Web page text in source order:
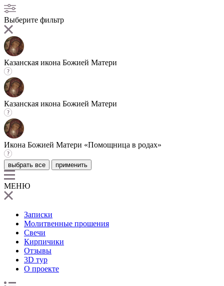
Выберите фильтр
Казанская икона Божией Матери
Казанская икона Божией Матери
Икона Божией Матери «Помощница в родах»
выбрать все применить
МЕНЮ
Записки
Молитвенные прошения
Свечи
Кирпичики
Отзывы
3D тур
О проекте